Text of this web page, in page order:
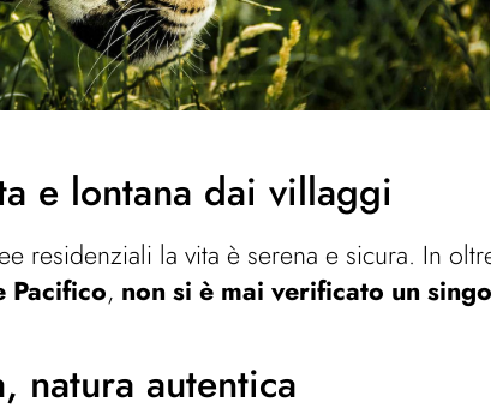
e lontana dai villaggi
residenziali la vita è serena e sicura. In
Pacifico, non si è mai verificato un
natura autentica